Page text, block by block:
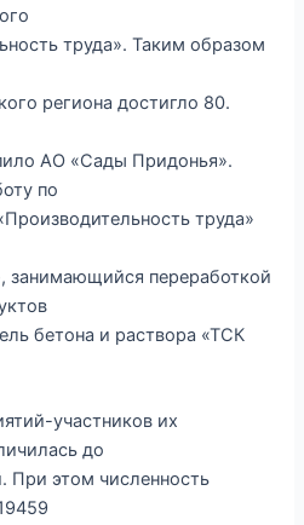
труда». Таким образом
региона достигло 80.
АО «Сады Придонья».
по
труда»
занимающийся переработкой
бетона и раствора «ТСК
участников их
до
При этом численность